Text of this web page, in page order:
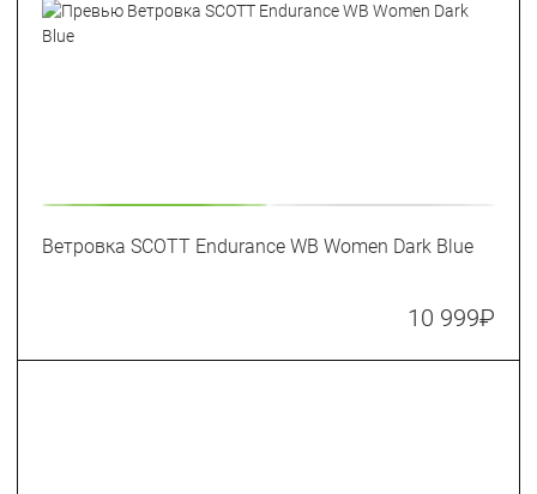
Ветровка SCOTT Endurance WB Women Dark Blue
10 999₽